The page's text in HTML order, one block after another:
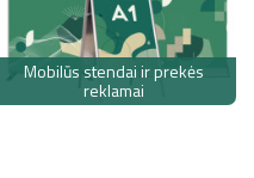
Mobilūs stendai ir prekės
reklamai